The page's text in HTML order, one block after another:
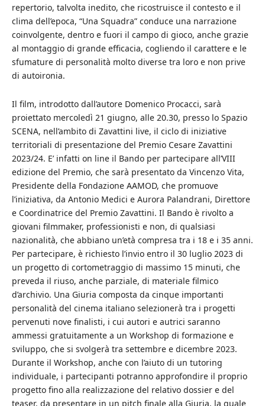
repertorio, talvolta inedito, che ricostruisce il contesto e il
clima dell’epoca, “Una Squadra” conduce una narrazione
coinvolgente, dentro e fuori il campo di gioco, anche grazie
al montaggio di grande efficacia, cogliendo il carattere e le
sfumature di personalità molto diverse tra loro e non prive
di autoironia.
Il film, introdotto dall’autore Domenico Procacci, sarà
proiettato mercoledì 21 giugno, alle 20.30, presso lo Spazio
SCENA, nell’ambito di Zavattini live, il ciclo di iniziative
territoriali di presentazione del Premio Cesare Zavattini
2023/24. E’ infatti on line il Bando per partecipare all’VIII
edizione del Premio, che sarà presentato da Vincenzo Vita,
Presidente della Fondazione AAMOD, che promuove
l’iniziativa, da Antonio Medici e Aurora Palandrani, Direttore
e Coordinatrice del Premio Zavattini. Il Bando è rivolto a
giovani filmmaker, professionisti e non, di qualsiasi
nazionalità, che abbiano un’età compresa tra i 18 e i 35 anni.
Per partecipare, è richiesto l’invio entro il 30 luglio 2023 di
un progetto di cortometraggio di massimo 15 minuti, che
preveda il riuso, anche parziale, di materiale filmico
d’archivio. Una Giuria composta da cinque importanti
personalità del cinema italiano selezionerà tra i progetti
pervenuti nove finalisti, i cui autori e autrici saranno
ammessi gratuitamente a un Workshop di formazione e
sviluppo, che si svolgerà tra settembre e dicembre 2023.
Durante il Workshop, anche con l’aiuto di un tutoring
individuale, i partecipanti potranno approfondire il proprio
progetto fino alla realizzazione del relativo dossier e del
teaser, da presentare in un pitch finale alla Giuria, la quale